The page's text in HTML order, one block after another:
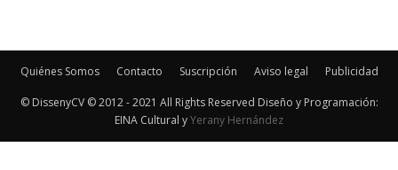
Quiénes Somos Contacto Suscripción Aviso legal Publicidad
© DissenyCV © 2012 - 2021 All Rights Reserved Diseño y Programación:
EINA Cultural yYerany Hernández